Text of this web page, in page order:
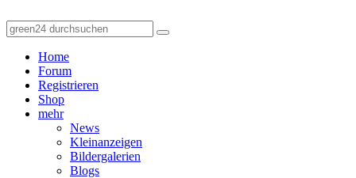
Home
Forum
Registrieren
Shop
mehr
News
Kleinanzeigen
Bildergalerien
Blogs